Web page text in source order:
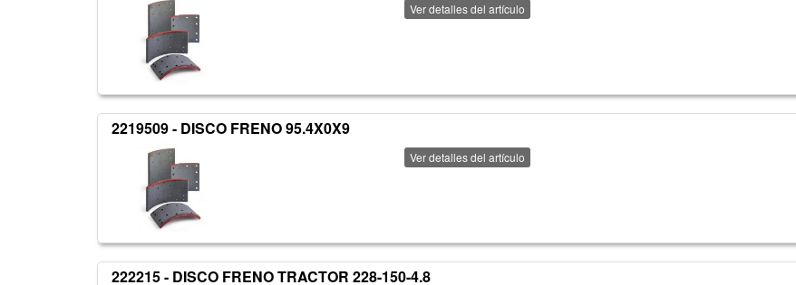
Ver detalles del artículo
2219509 - DISCO FRENO 95.4X0X9
Ver detalles del artículo
222215 - DISCO FRENO TRACTOR 228-150-4.8